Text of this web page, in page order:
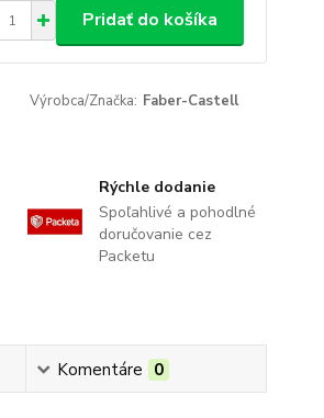
Pridať do košíka
Výrobca/Značka: Faber-Castell
Rýchle dodanie
Spoľahlivé a pohodlné
doručovanie cez
Packetu
Komentáre 0